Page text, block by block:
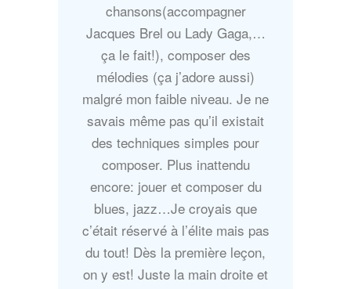
chansons(accompagner
Jacques Brel ou Lady Gaga,…
ça le fait!), composer des
mélodies (ça j’adore aussi)
malgré mon faible niveau. Je ne
savais même pas qu’il existait
des techniques simples pour
composer. Plus inattendu
encore: jouer et composer du
blues, jazz…Je croyais que
c’était réservé à l’élite mais pas
du tout! Dès la première leçon,
on y est! Juste la main droite et